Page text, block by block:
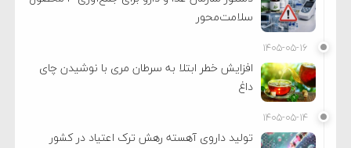
سلامت‌محور
۱۴۰۵-۰۵-۱۶
افزایش خطر ابتلا به سرطان مری با نوشیدن چای
داغ
۱۴۰۵-۰۵-۱۴
تولید داروی آهسته رهش ترک اعتیاد در کشور